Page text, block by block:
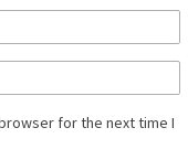
for the next time I